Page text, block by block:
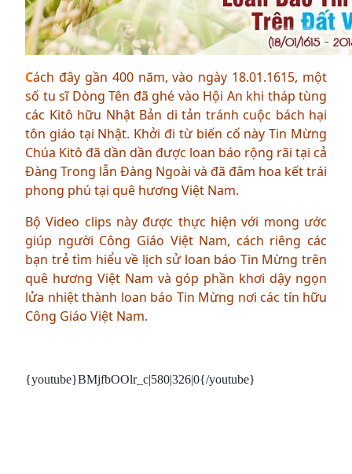
Cách đây gần 400 năm, vào ngày 18.01.1615, một
số tu sĩ Dòng Tên đã ghé vào Hội An khi tháp tùng
các Kitô hữu Nhật Bản di tản tránh cuộc bách hại
tôn giáo tại Nhật. Khởi đi từ biến cố này Tin Mừng
Chúa Kitô đã dần dần được loan báo rộng rãi tại cả
Đàng Trong lẫn Đàng Ngoài và đã đâm hoa kết trái
phong phú tại quê hương Việt Nam.
Bộ Video clips này được thực hiện với mong ước
giúp người Công Giáo Việt Nam, cách riêng các
bạn trẻ tìm hiểu về lịch sử loan báo Tin Mừng trên
quê hương Việt Nam và góp phần khơi dậy ngọn
lửa nhiệt thành loan báo Tin Mừng nơi các tín hữu
Công Giáo Việt Nam.
{youtube}BMjfbOOlr_c|580|326|0{/youtube}